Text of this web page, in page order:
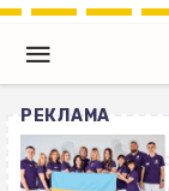
РЕКЛАМА